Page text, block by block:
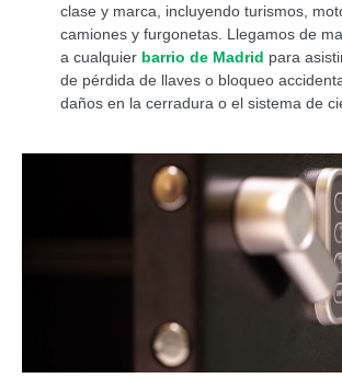
clase y marca, incluyendo turismos,
camiones y furgonetas. Llegamos de
a cualquier barrio de Madrid para
de pérdida de llaves o bloqueo
daños en la cerradura o el sistema de